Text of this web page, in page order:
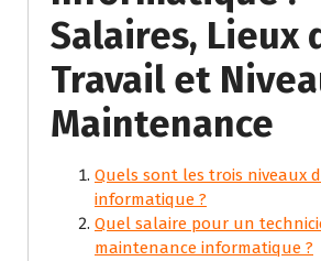
Salaires, Lieux
Travail et
Maintenance
Quels sont les trois niveaux
informatique ?
Quel salaire pour un
maintenance informatique ?